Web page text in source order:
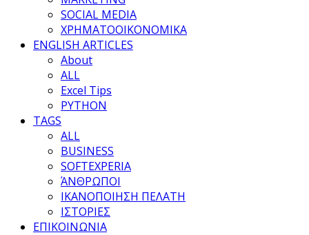
SOCIAL MEDIA
ΧΡΗΜΑΤΟΟΙΚΟΝΟΜΙΚΑ
ENGLISH ARTICLES
About
ALL
Excel Tips
PYTHON
TAGS
ALL
BUSINESS
SOFTEXPERIA
ΆΝΘΡΩΠΟΙ
ΙΚΑΝΟΠΟΙΗΣΗ ΠΕΛΑΤΗ
ΙΣΤΟΡΙΕΣ
ΕΠΙΚΟΙΝΩΝΙΑ